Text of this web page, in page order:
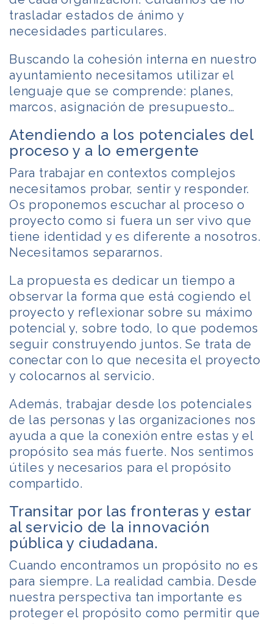
trasladar estados de ánimo y
necesidades particulares.
Buscando la cohesión interna en nuestro
ayuntamiento necesitamos utilizar el
lenguaje que se comprende: planes,
marcos, asignación de presupuesto…
Atendiendo a los potenciales del
proceso y a lo emergente
Para trabajar en contextos complejos
necesitamos probar, sentir y responder.
Os proponemos escuchar al proceso o
proyecto como si fuera un ser vivo que
tiene identidad y es diferente a nosotros.
Necesitamos separarnos.
La propuesta es dedicar un tiempo a
observar la forma que está cogiendo el
proyecto y reflexionar sobre su máximo
potencial y, sobre todo, lo que podemos
seguir construyendo juntos. Se trata de
conectar con lo que necesita el proyecto
y colocarnos al servicio.
Además, trabajar desde los potenciales
de las personas y las organizaciones nos
ayuda a que la conexión entre estas y el
propósito sea más fuerte. Nos sentimos
útiles y necesarios para el propósito
compartido.
Transitar por las fronteras y estar
al servicio de la innovación
pública y ciudadana.
Cuando encontramos un propósito no es
para siempre. La realidad cambia. Desde
nuestra perspectiva tan importante es
proteger el propósito como permitir que